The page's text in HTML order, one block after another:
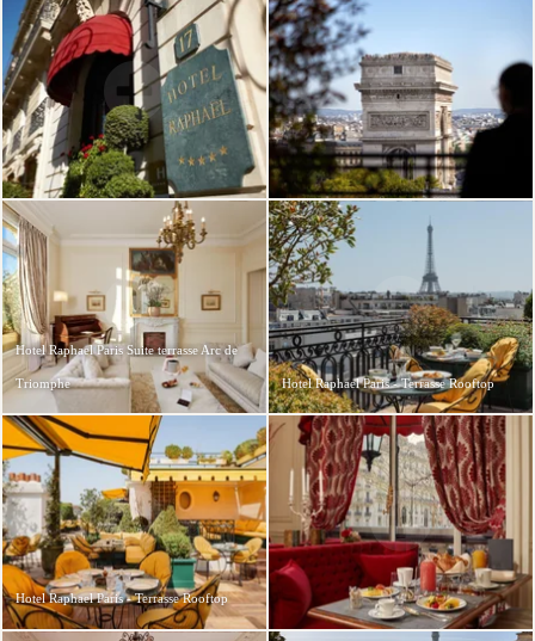
Hotel Raphael Paris Suite terrasse Arc de
Triomphe Hotel Raphael Paris - Terrasse Rooftop
Hotel Raphael Paris - Terrasse Rooftop